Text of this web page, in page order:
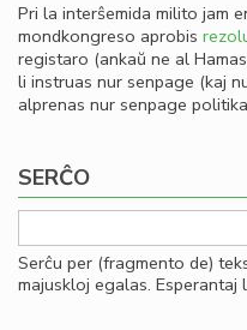
Pri la interŝemida milito jam
mondkongreso aprobis
registaro (ankaŭ ne al
li instruas nur senpage (kaj
alprenas nur senpage
SERĈO
Serĉu per (fragmento de)
majuskloj egalas.